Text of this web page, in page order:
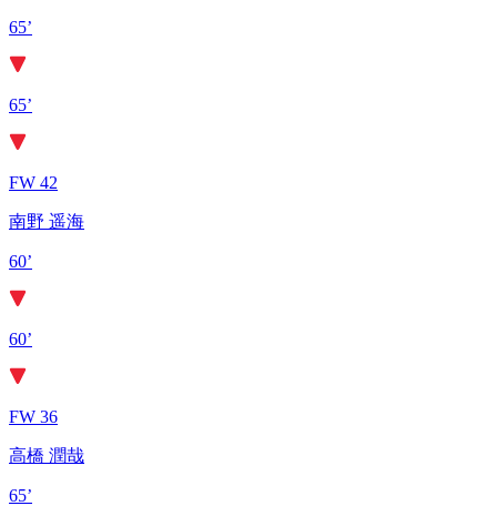
65’
65’
FW 42
南野 遥海
60’
60’
FW 36
高橋 潤哉
65’